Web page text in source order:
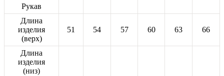
Рукав
Длина
изделия
(верх)
51 54 57 60 63 66
Длина
изделия
(низ)